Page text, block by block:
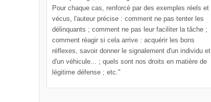
Pour chaque cas, renforcé par des exemples réels et
vécus, l'auteur précise : comment ne pas tenter les
délinquants ; comment ne pas leur faciliter la tâche ;
comment réagir si cela arrive : acquérir les bons
réflexes, savoir donner le signalement d'un individu et
d'un véhicule... ; quels sont nos droits en matière de
légitime défense ; etc."